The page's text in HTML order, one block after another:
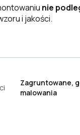
nie
i jakości.
Zagruntowane,
malowania